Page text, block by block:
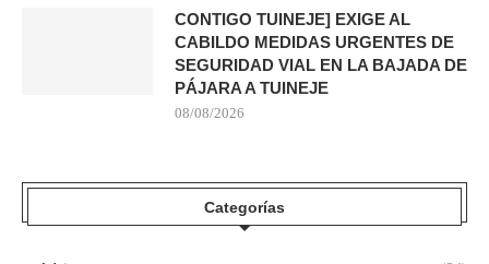
CONTIGO TUINEJE] EXIGE AL
CABILDO MEDIDAS URGENTES DE
SEGURIDAD VIAL EN LA BAJADA DE
PÁJARA A TUINEJE
08/08/2026
Categorías